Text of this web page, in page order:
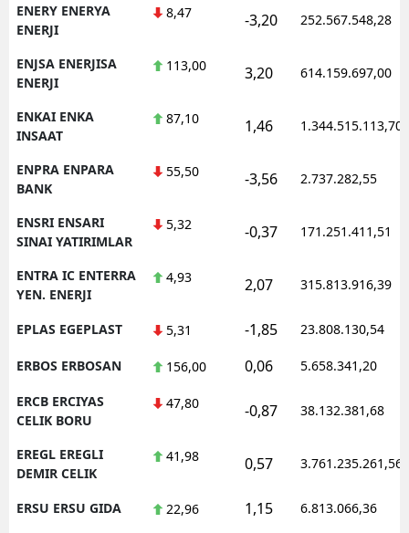
ENERY ENERYA
ENERJI
8,47 -3,20 252.567.548,28
ENJSA ENERJISA
ENERJI
113,00 3,20 614.159.697,00
ENKAI ENKA
INSAAT
87,10 1,46 1.344.515.113,70
ENPRA ENPARA
BANK
55,50 -3,56 2.737.282,55
ENSRI ENSARI
SINAI YATIRIMLAR
5,32 -0,37 171.251.411,51
ENTRA IC ENTERRA
YEN. ENERJI
4,93 2,07 315.813.916,39
EPLAS EGEPLAST 5,31 -1,85 23.808.130,54
ERBOS ERBOSAN 156,00 0,06 5.658.341,20
ERCB ERCIYAS
CELIK BORU
47,80 -0,87 38.132.381,68
EREGL EREGLI
DEMIR CELIK
41,98 0,57 3.761.235.261,56
ERSU ERSU GIDA 22,96 1,15 6.813.066,36